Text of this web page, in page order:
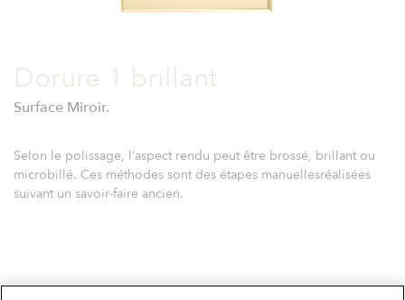
Dorure 1 brillant
Surface Miroir.
Selon le polissage l’aspect rendu peut être brossé brillant ou
microbillé Ces méthodes sont des étapes manuellesréalisées
suivant un savoir-faire ancien